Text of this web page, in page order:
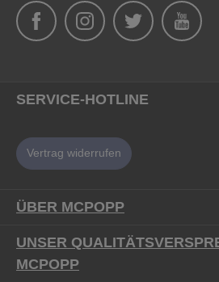
SERVICE-HOTLINE
Vertrag widerrufen
ÜBER MCPOPP
UNSER
MCPOPP